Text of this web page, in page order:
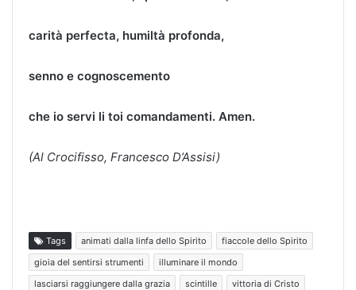
carità perfecta, humiltà profonda,
senno e cognoscemento
che io servi li toi comandamenti. Amen.
(Al Crocifisso, Francesco D’Assisi)
Tags animati dalla linfa dello Spirito
fiaccole dello Spirito
gioia del sentirsi strumenti
illuminare il mondo
lasciarsi raggiungere dalla grazia
scintille vittoria di Cristo